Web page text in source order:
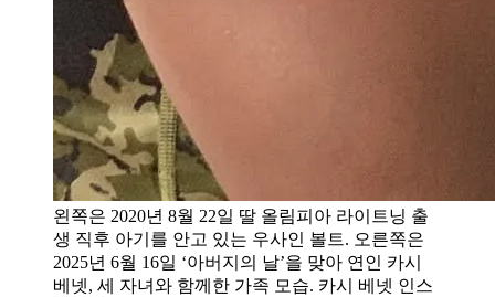
왼쪽은 2020년 8월 22일 딸 올림피아 라이트닝 출
생 직후 아기를 안고 있는 우사인 볼트. 오른쪽은
2025년 6월 16일 ‘아버지의 날’을 맞아 연인 카시
베넷, 세 자녀와 함께한 가족 모습. 카시 베넷 인스